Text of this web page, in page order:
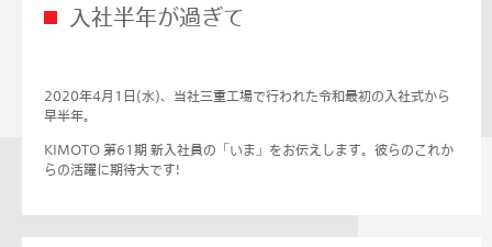
入社半年が過ぎて
2020年4月1日(水)、当社三重工場で行われた令和最初の入社式から
早半年。
KIMOTO 第61期 新入社員の「いま」をお伝えします。彼らのこれか
らの活躍に期待大です!